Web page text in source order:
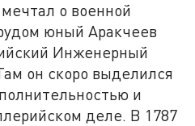
о военной
юный Аракчеев
Инженерный
он скоро выделился
и
деле. В 1787